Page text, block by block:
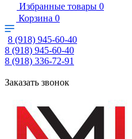
Избранные товары 0
Корзина 0
8 (918) 945-60-40
8 (918) 945-60-40
8 (918) 336-72-91
Заказать звонок